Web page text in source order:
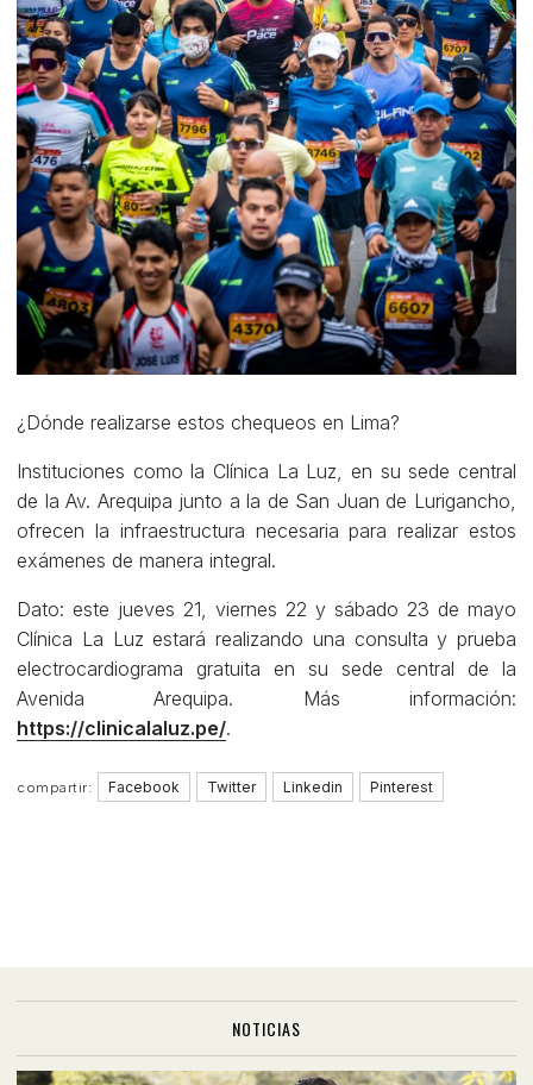
¿Dónde realizarse estos chequeos en Lima?
Instituciones como la Clínica La Luz, en su sede central
de la Av. Arequipa junto a la de San Juan de Lurigancho,
ofrecen la infraestructura necesaria para realizar estos
exámenes de manera integral.
Dato: este jueves 21, viernes 22 y sábado 23 de mayo
Clínica La Luz estará realizando una consulta y prueba
electrocardiograma gratuita en su sede central de la
Avenida Arequipa. Más información:
https://clinicalaluz.pe/.
compartir: Facebook Twitter Linkedin Pinterest
NOTICIAS